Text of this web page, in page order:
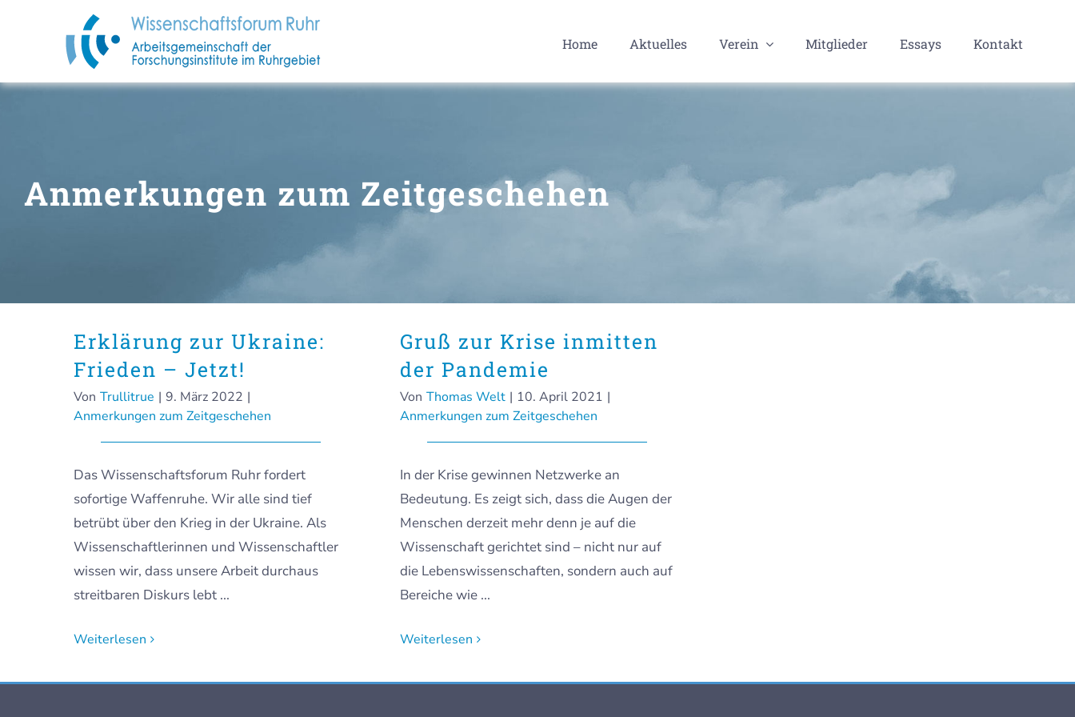
Home Aktuelles Verein Mitglieder Essays Kontakt
Anmerkungen zum Zeitgeschehen
Erklärung zur Ukraine:
Frieden – Jetzt!
Von Trullitrue | 9. März 2022 |
Anmerkungen zum Zeitgeschehen
Das Wissenschaftsforum Ruhr fordert
sofortige Waffenruhe. Wir alle sind tief
betrübt über den Krieg in der Ukraine. Als
Wissenschaftlerinnen und Wissenschaftler
wissen wir, dass unsere Arbeit durchaus
streitbaren Diskurs lebt ...
Weiterlesen
Gruß zur Krise inmitten
der Pandemie
Von Thomas Welt | 10. April 2021 |
Anmerkungen zum Zeitgeschehen
In der Krise gewinnen Netzwerke an
Bedeutung. Es zeigt sich, dass die Augen der
Menschen derzeit mehr denn je auf die
Wissenschaft gerichtet sind – nicht nur auf
die Lebenswissenschaften, sondern auch auf
Bereiche wie ...
Weiterlesen